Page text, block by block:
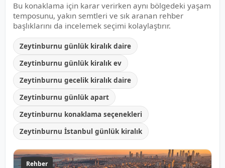
Bu konaklama için karar verirken aynı bölgedeki yaşam
temposunu, yakın semtleri ve sık aranan rehber
başlıklarını da incelemek seçimi kolaylaştırır.
Zeytinburnu günlük kiralık daire
Zeytinburnu günlük kiralık ev
Zeytinburnu gecelik kiralık daire
Zeytinburnu günlük apart
Zeytinburnu konaklama seçenekleri
Zeytinburnu İstanbul günlük kiralık
Rehber